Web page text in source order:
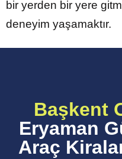
bir yerden bir yere
deneyim yaşamaktır.
Başkent
Eryaman
Araç